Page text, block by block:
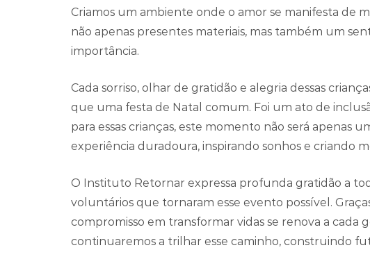
Criamos um ambiente onde o amor se manifesta de
não apenas presentes materiais, mas também um
importância.
Cada sorriso, olhar de gratidão e alegria dessas
que uma festa de Natal comum. Foi um ato de
para essas crianças, este momento não será apenas
experiência duradoura, inspirando sonhos e criando
O Instituto Retornar expressa profunda gratidão a
voluntários que tornaram esse evento possível.
compromisso em transformar vidas se renova a cada
continuaremos a trilhar esse caminho, construindo